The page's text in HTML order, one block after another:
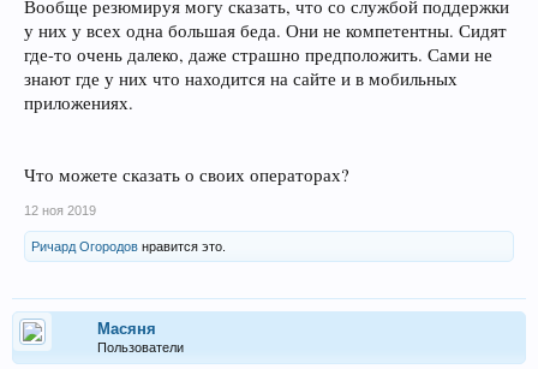
Вообще резюмируя могу сказать, что со службой поддержки
у них у всех одна большая беда. Они не компетентны. Сидят
где-то очень далеко, даже страшно предположить. Сами не
знают где у них что находится на сайте и в мобильных
приложениях.
Что можете сказать о своих операторах?
12 ноя 2019
Ричард Огородов нравится это.
Масяня
Пользователи